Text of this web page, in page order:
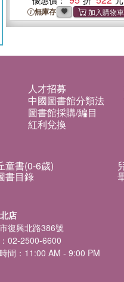
無庫存
人才招募
中國圖書館分類法
圖書館採購/編目
紅利兌換
童書(0-6歲)
書目錄
店
復興北路386號
02-2500-6600
間：11:00 AM - 9:00 PM